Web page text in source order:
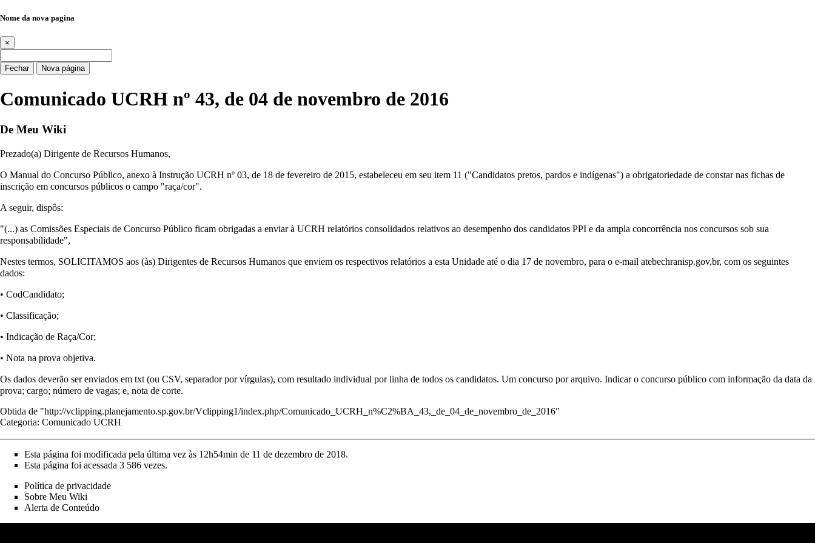
Nome da nova pagina
×
Fechar Nova página
Comunicado UCRH nº 43, de 04 de novembro de 2016
De Meu Wiki
Prezado(a) Dirigente de Recursos Humanos,
O Manual do Concurso Público, anexo à Instrução UCRH nº 03, de 18 de fevereiro de 2015, estabeleceu em seu item 11 ("Candidatos pretos, pardos e indígenas") a obrigatoriedade de constar nas fichas de
inscrição em concursos públicos o campo "raça/cor".
A seguir, dispôs:
"(...) as Comissões Especiais de Concurso Público ficam obrigadas a enviar à UCRH relatórios consolidados relativos ao desempenho dos candidatos PPI e da ampla concorrência nos concursos sob sua
responsabilidade",
Nestes termos, SOLICITAMOS aos (às) Dirigentes de Recursos Humanos que enviem os respectivos relatórios a esta Unidade até o dia 17 de novembro, para o e-mail atebechranisp.gov,br, com os seguintes
dados:
• CodCandidato;
• Classificação;
• Indicação de Raça/Cor;
• Nota na prova objetiva.
Os dados deverão ser enviados em txt (ou CSV, separador por vírgulas), com resultado individual por linha de todos os candidatos. Um concurso por arquivo. Indicar o concurso público com informação da data da
prova; cargo; número de vagas; e, nota de corte.
Obtida de "http://vclipping.planejamento.sp.gov.br/Vclipping1/index.php/Comunicado_UCRH_n%C2%BA_43,_de_04_de_novembro_de_2016"
Categoria: Comunicado UCRH
Esta página foi modificada pela última vez às 12h54min de 11 de dezembro de 2018.
Esta página foi acessada 3 586 vezes.
Política de privacidade
Sobre Meu Wiki
Alerta de Conteúdo